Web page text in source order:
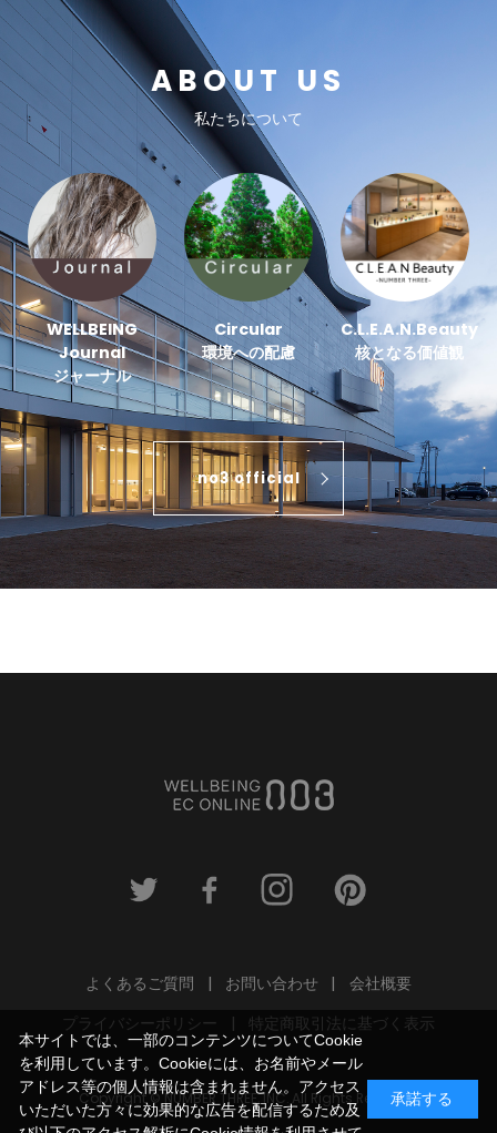
ABOUT US
私たちについて
WELLBEING
Journal
ジャーナル
Circular
環境への配慮
C.L.E.A.N.Beauty
核となる価値観
no3 official
よくあるご質問 お問い合わせ
会社概要
プライバシーポリシー
特定商取引法に基づく表示
Copyright © NUMBER THREE, INC. All Rights Reserved.
本サイトでは、一部のコンテンツについてCookie
を利用しています。Cookieには、お名前やメール
アドレス等の個人情報は含まれません。アクセス
いただいた方々に効果的な広告を配信するため及
承諾する